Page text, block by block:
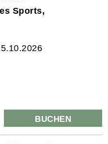
Sports,
BUCHEN